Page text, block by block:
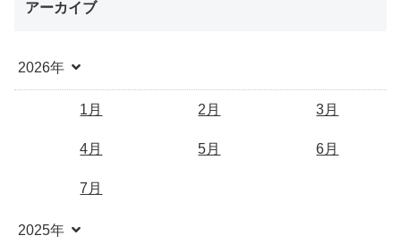
アーカイブ
2026年
1月 2月 3月
4月 5月 6月
7月
2025年